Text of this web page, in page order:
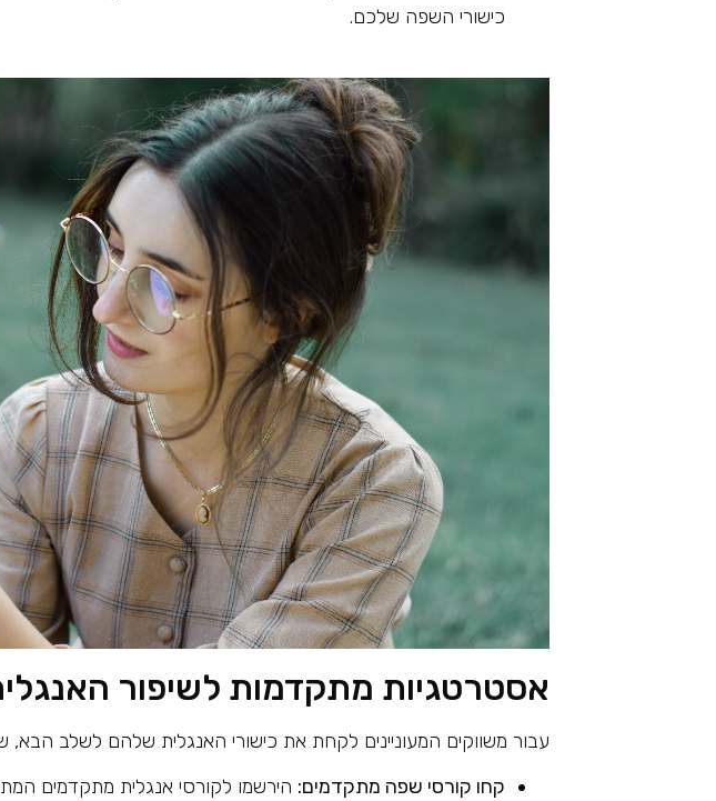
כישורי השפה שלכם.
אסטרטגיות מתקדמות לשיפור
עבור משווקים המעוניינים לקחת את כישורי האנגלית שלהם לשלב
קחו קורסי שפה מתקדמים: הירשמו לקורסי אנגלית מתקדמים